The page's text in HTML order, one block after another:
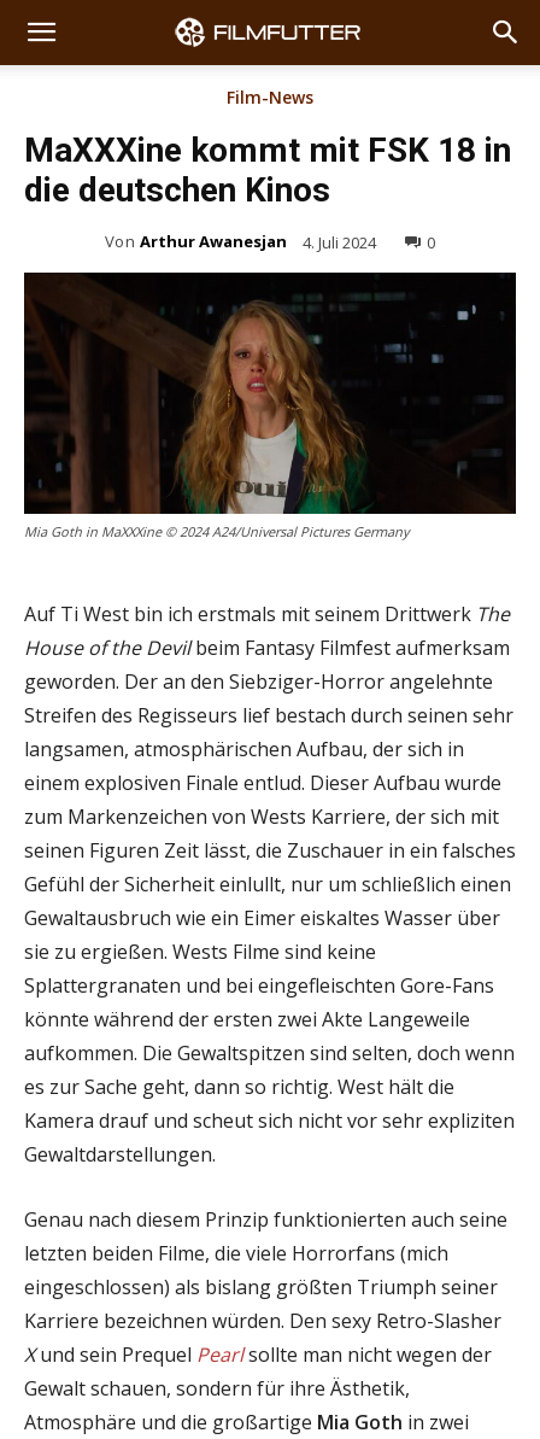
Film-News
MaXXXine kommt mit FSK 18 in
die deutschen Kinos
Von Arthur Awanesjan 4. Juli 2024 0
Mia Goth in MaXXXine © 2024 A24/Universal Pictures Germany
Auf Ti West bin ich erstmals mit seinem Drittwerk The
House of the Devilbeim Fantasy Filmfest aufmerksam
geworden. Der an den Siebziger-Horror angelehnte
Streifen des Regisseurs lief bestach durch seinen sehr
langsamen, atmosphärischen Aufbau, der sich in
einem explosiven Finale entlud. Dieser Aufbau wurde
zum Markenzeichen von Wests Karriere, der sich mit
seinen Figuren Zeit lässt, die Zuschauer in ein falsches
Gefühl der Sicherheit einlullt, nur um schließlich einen
Gewaltausbruch wie ein Eimer eiskaltes Wasser über
sie zu ergießen. Wests Filme sind keine
Splattergranaten und bei eingefleischten Gore-Fans
könnte während der ersten zwei Akte Langeweile
aufkommen. Die Gewaltspitzen sind selten, doch wenn
es zur Sache geht, dann so richtig. West hält die
Kamera drauf und scheut sich nicht vor sehr expliziten
Gewaltdarstellungen.
Genau nach diesem Prinzip funktionierten auch seine
letzten beiden Filme, die viele Horrorfans (mich
eingeschlossen) als bislang größten Triumph seiner
Karriere bezeichnen würden. Den sexy Retro-Slasher
Xund sein Prequel Pearlsollte man nicht wegen der
Gewalt schauen, sondern für ihre Ästhetik,
Atmosphäre und die großartige Mia Goth in zwei